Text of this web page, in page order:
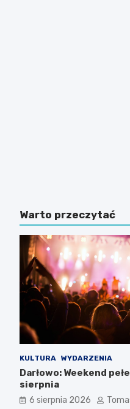
Warto przeczytać
KULTURA WYDARZENIA
Darłowo: Weekend
sierpnia
6 sierpnia 2026